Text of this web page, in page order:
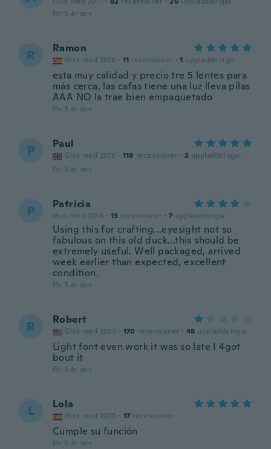
för 5 år sen
R Ramon
Gick med 2018 · 11 recensioner · 1 uppladdningar
esta muy calidad y precio tre 5 lentes para
más cerca, las cafas tiene una luz lleva pilas
AAA NO la trae bien empaquetado
för 5 år sen
P Paul
Gick med 2018 · 118 recensioner · 2 uppladdningar
för 5 år sen
P Patricia
Gick med 2016 · 13 recensioner · 7 uppladdningar
Using this for crafting...eyesight not so
fabulous on this old duck...this should be
extremely useful. Well packaged, arrived
week earlier than expected, excellent
condition.
för 5 år sen
R Robert
Gick med 2020 · 170 recensioner · 48 uppladdningar
Light font even work it was so late I 4got
bout it
för 5 år sen
L Lola
Gick med 2020 · 17 recensioner
Cumple su función
för 5 år sen